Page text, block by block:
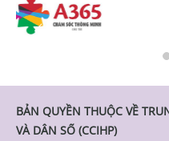
BẢN QUYỀN THUỘC VỀ
VÀ DÂN SỐ (CCIHP)